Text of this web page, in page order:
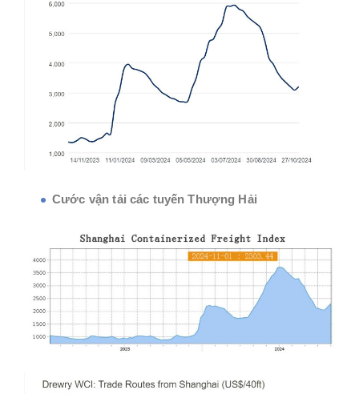
Cước vận tải các tuyến Thượng Hải